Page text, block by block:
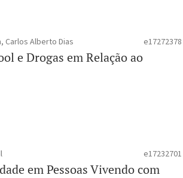
Carlos Alberto Dias e17272378
e Drogas em Relação ao
e17232701
em Pessoas Vivendo com